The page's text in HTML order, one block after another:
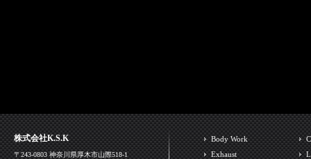
株式会社K.S.K
〒243-0803 神奈川県厚木市山際518-1
Body Work
Exhaust